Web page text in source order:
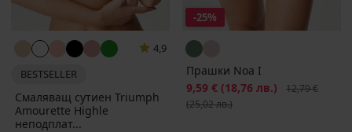
4,9
BESTSELLER
Смаляващ сутиен Triumph
Amourette Highle
неподплат...
-25%
Прашки Noa I
Намаление
9,59 € (18,76 лв.)
12,79 €
(25,02 лв.)